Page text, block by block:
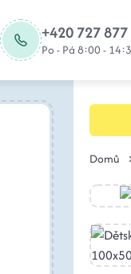
+420 727
Po - Pá 8:00 -
Domů